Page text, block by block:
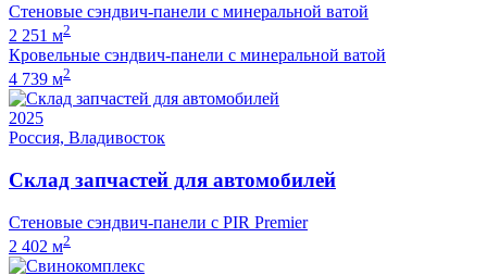
Стеновые сэндвич-панели с минеральной ватой
2 251 м2
Кровельные сэндвич-панели с минеральной ватой
4 739 м2
2025
Россия, Владивосток
Склад запчастей для автомобилей
Стеновые сэндвич-панели с PIR Premier
2 402 м2